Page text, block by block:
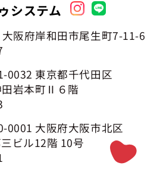
システム
阪府岸和田市尾生町7-11-6
0032 東京都千代田区
田岩本町Ⅱ６階
0001 大阪府大阪市北区
ビル12階 10号